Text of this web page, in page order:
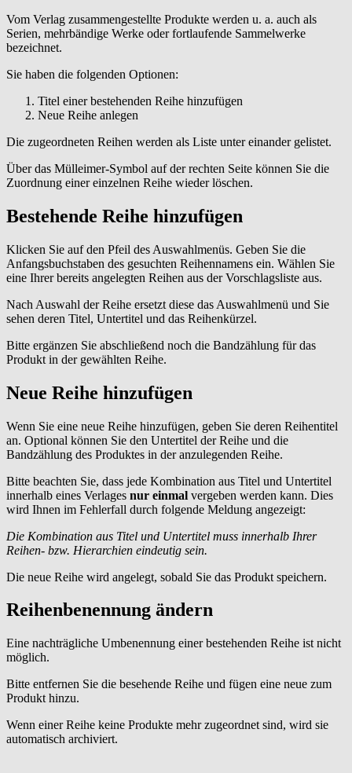
Vom Verlag zusammengestellte Produkte werden u. a. auch als
Serien, mehrbändige Werke oder fortlaufende Sammelwerke
bezeichnet.
Sie haben die folgenden Optionen:
Titel einer bestehenden Reihe hinzufügen
Neue Reihe anlegen
Die zugeordneten Reihen werden als Liste unter einander gelistet.
Über das Mülleimer-Symbol auf der rechten Seite können Sie die
Zuordnung einer einzelnen Reihe wieder löschen.
Bestehende Reihe hinzufügen
Klicken Sie auf den Pfeil des Auswahlmenüs. Geben Sie die
Anfangsbuchstaben des gesuchten Reihennamens ein. Wählen Sie
eine Ihrer bereits angelegten Reihen aus der Vorschlagsliste aus.
Nach Auswahl der Reihe ersetzt diese das Auswahlmenü und Sie
sehen deren Titel, Untertitel und das Reihenkürzel.
Bitte ergänzen Sie abschließend noch die Bandzählung für das
Produkt in der gewählten Reihe.
Neue Reihe hinzufügen
Wenn Sie eine neue Reihe hinzufügen, geben Sie deren Reihentitel
an. Optional können Sie den Untertitel der Reihe und die
Bandzählung des Produktes in der anzulegenden Reihe.
Bitte beachten Sie, dass jede Kombination aus Titel und Untertitel
innerhalb eines Verlages nur einmal vergeben werden kann. Dies
wird Ihnen im Fehlerfall durch folgende Meldung angezeigt:
Die Kombination aus Titel und Untertitel muss innerhalb Ihrer
Reihen- bzw. Hierarchien eindeutig sein.
Die neue Reihe wird angelegt, sobald Sie das Produkt speichern.
Reihenbenennung ändern
Eine nachträgliche Umbenennung einer bestehenden Reihe ist nicht
möglich.
Bitte entfernen Sie die besehende Reihe und fügen eine neue zum
Produkt hinzu.
Wenn einer Reihe keine Produkte mehr zugeordnet sind, wird sie
automatisch archiviert.